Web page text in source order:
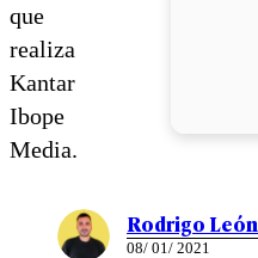
que
realiza
Kantar
Ibope
Media.
Rodrigo León
08/ 01/ 2021